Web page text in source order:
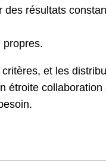
des résultats
propres.
et les
étroite